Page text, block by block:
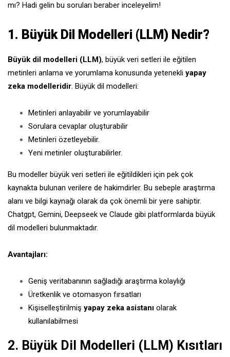
mı? Hadi gelin bu soruları beraber inceleyelim!
1. Büyük Dil Modelleri (LLM) Nedir?
Büyük dil modelleri (LLM), büyük veri setleri ile eğitilen
metinleri anlama ve yorumlama konusunda yetenekli yapay
zeka modelleridir. Büyük dil modelleri:
Metinleri anlayabilir ve yorumlayabilir
Sorulara cevaplar oluşturabilir
Metinleri özetleyebilir.
Yeni metinler oluşturabilirler.
Bu modeller büyük veri setleri ile eğitildikleri için pek çok
kaynakta bulunan verilere de hakimdirler. Bu sebeple araştırma
alanı ve bilgi kaynağı olarak da çok önemli bir yere sahiptir.
Chatgpt, Gemini, Deepseek ve Claude gibi platformlarda büyük
dil modelleri bulunmaktadır.
Avantajları:
Geniş veritabanının sağladığı araştırma kolaylığı
Üretkenlik ve otomasyon fırsatları
Kişiselleştirilmiş yapay zeka asistanı olarak
kullanılabilmesi
2. Büyük Dil Modelleri (LLM) Kısıtları